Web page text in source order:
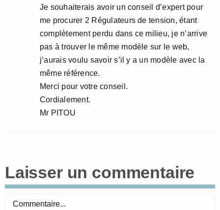
Je souhaiterais avoir un conseil d’expert pour
me procurer 2 Régulateurs de tension, étant
complètement perdu dans ce milieu, je n’arrive
pas à trouver le même modèle sur le web,
j’aurais voulu savoir s’il y a un modèle avec la
même référence.
Merci pour votre conseil.
Cordialement.
Mr PITOU
Laisser un commentaire
Commentaire